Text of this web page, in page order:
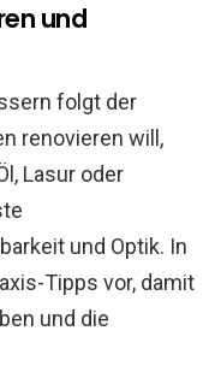
und
folgt der
renovieren will,
Lasur oder
und Optik. In
Tipps vor, damit
und die